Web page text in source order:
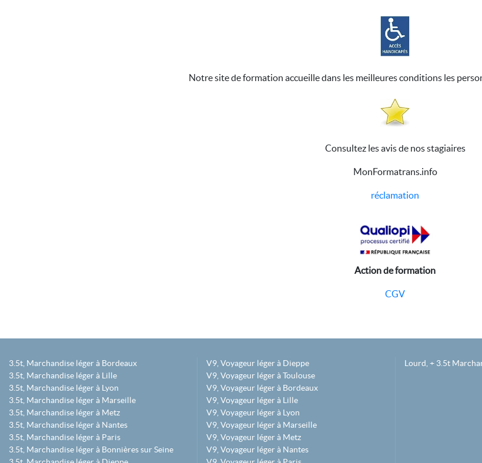
Notre site de formation accueille dans les meilleures conditions les
Consultez les avis de nos stagiaires
MonFormatrans.info
réclamation
Action de formation
CGV
3.5t, Marchandise léger à Bordeaux
3.5t, Marchandise léger à Lille
3.5t, Marchandise léger à Lyon
3.5t, Marchandise léger à Marseille
3.5t, Marchandise léger à Metz
3.5t, Marchandise léger à Nantes
3.5t, Marchandise léger à Paris
3.5t, Marchandise léger à Bonnières sur Seine
V9, Voyageur léger à Dieppe
V9, Voyageur léger à Toulouse
V9, Voyageur léger à Bordeaux
V9, Voyageur léger à Lille
V9, Voyageur léger à Lyon
V9, Voyageur léger à Marseille
V9, Voyageur léger à Metz
V9, Voyageur léger à Nantes
Lourd, + 3.5t